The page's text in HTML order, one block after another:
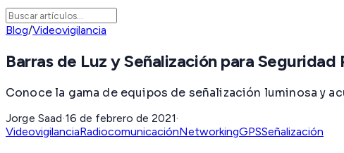
Blog/Videovigilancia
Barras de Luz y Señalización para Seguridad
Conoce la gama de equipos de señalización luminosa y
Jorge Saad·16 de febrero de 2021·
VideovigilanciaRadiocomunicaciónNetworkingGPSSeñalización